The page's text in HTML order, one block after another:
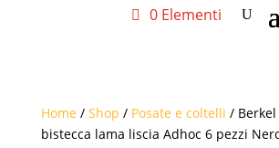
0 Elementi
Home / Shop / Posate e coltelli /
bistecca lama liscia Adhoc 6 pezzi